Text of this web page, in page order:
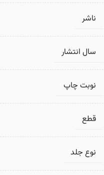
ناشر
سال انتشار
نوبت چاپ
قطع
نوع جلد